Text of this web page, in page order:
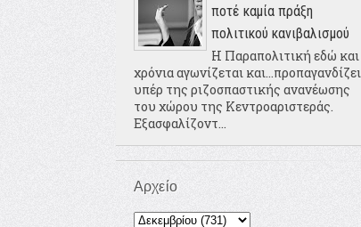
ποτέ καμία πράξη
πολιτικού κανιβαλισμού
Η Παραπολιτική εδώ και
χρόνια αγωνίζεται και...προπαγανδίζει
υπέρ της ριζοσπαστικής ανανέωσης
του χώρου της Κεντροαριστεράς.
Εξασφαλίζοντ...
Αρχείο